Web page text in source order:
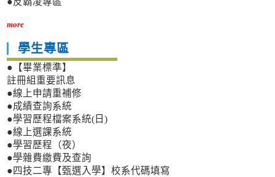
more
學生專區
●【畢業標準】
註冊組重要訊息
●線上申請重補修
●成績查詢系統
●學習歷程檔案系統(日)
●線上選課系統
●學習歷程（夜）
●學雜費繳費及查詢
●四技二專【甄選入學】校系代碼填寫